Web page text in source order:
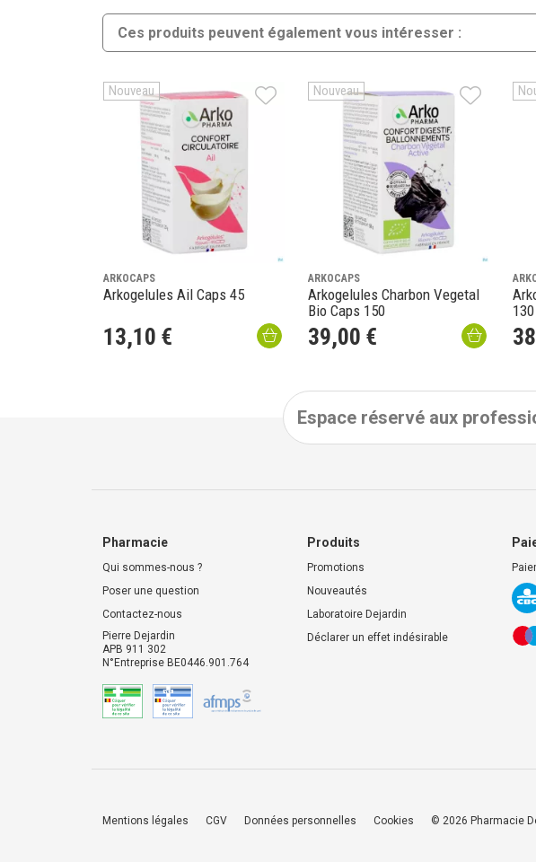
Ces produits peuvent également vous intéresser :
Nouveau
ARKOCAPS
Arkogelules Ail Caps 45
13,10 €
Nouveau
ARKOCAPS
Arkogelules Charbon Vegetal
Bio Caps 150
39,00 € 38
Espace réservé aux
Pharmacie
Qui sommes-nous ?
Poser une question
Contactez-nous
Pierre Dejardin
APB 911 302
N°Entreprise BE0446.901.764
Produits
Promotions
Nouveautés
Laboratoire Dejardin
Déclarer un effet indésirable
Mentions légales CGV Données personnelles Cookies © 2026 Pharmacie